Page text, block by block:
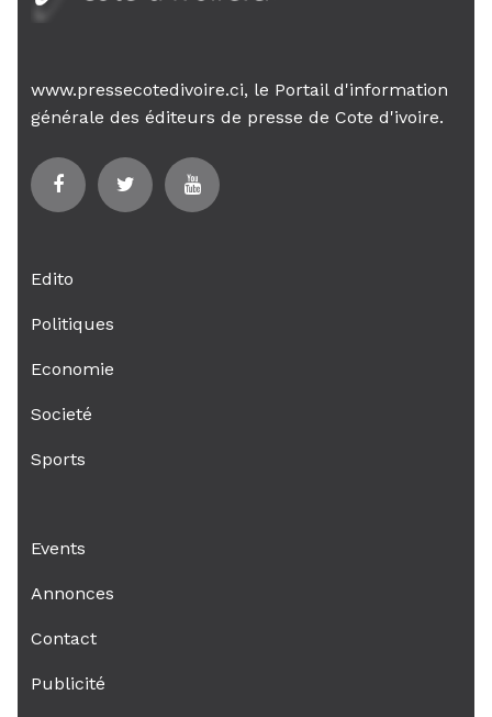
www.pressecotedivoire.ci, le Portail d'information
générale des éditeurs de presse de Cote d'ivoire.
Edito
Politiques
Economie
Societé
Sports
Events
Annonces
Contact
Publicité